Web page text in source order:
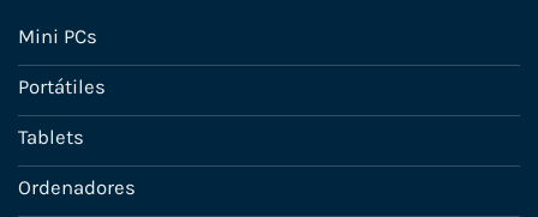
Mini PCs
Portátiles
Tablets
Ordenadores